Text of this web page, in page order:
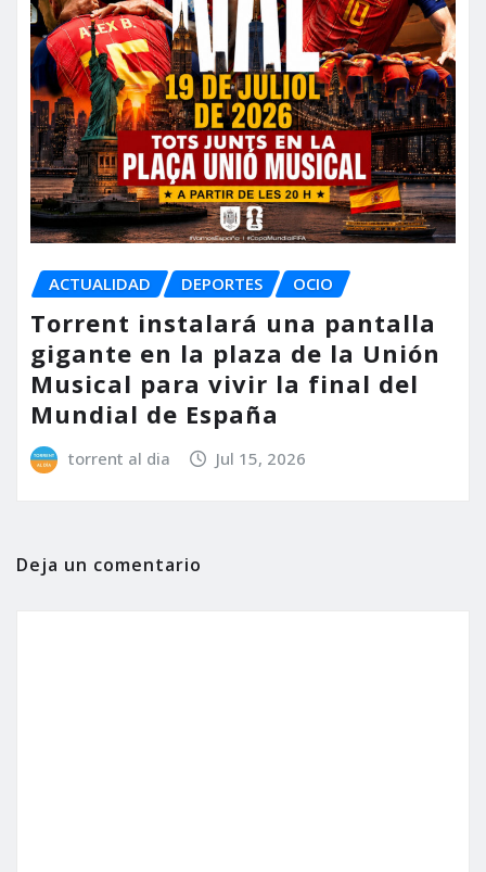
ACTUALIDAD DEPORTES OCIO
Torrent instalará una pantalla
gigante en la plaza de la Unión
Musical para vivir la final del
Mundial de España
torrent al dia Jul 15, 2026
Deja un comentario